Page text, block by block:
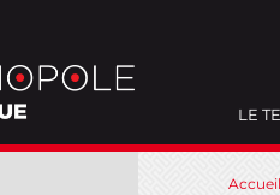
LE
Accueil